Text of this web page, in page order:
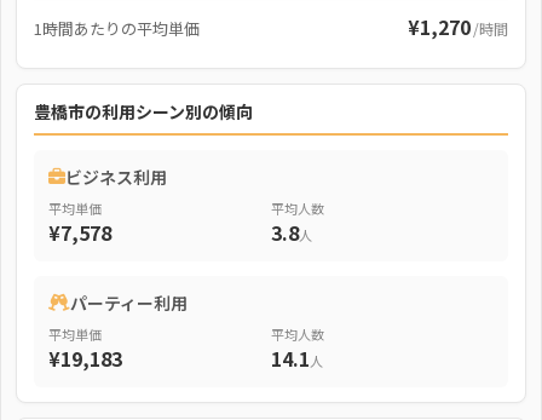
1時間あたりの平均単価 ¥1,270/時間
豊橋市の利用シーン別の傾向
ビジネス利用
平均単価
¥7,578
平均人数
3.8人
パーティー利用
平均単価
¥19,183
平均人数
14.1人